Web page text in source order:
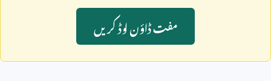
مفت ڈاؤن لوڈ کريں